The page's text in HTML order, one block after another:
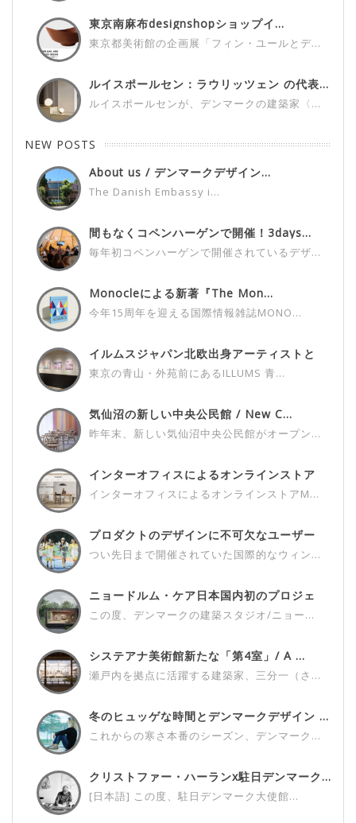
東京南麻布designshopショップイ...
東京都美術館の企画展「フィン・ユールとデ...
ルイスポールセン：ラウリッツェン の代表...
ルイスポールセンが、デンマークの建築家〈...
NEW POSTS
About us / デンマークデザイン...
The Danish Embassy i...
間もなくコペンハーゲンで開催！3days...
毎年初コペンハーゲンで開催されているデザ...
Monocleによる新著『The Mon...
今年15周年を迎える国際情報雑誌MONO...
イルムスジャパン北欧出身アーティストと
の...
東京の青山・外苑前にあるILLUMS 青...
気仙沼の新しい中央公民館 / New C...
昨年末、新しい気仙沼中央公民館がオープン...
インターオフィスによるオンラインストア
インターオフィスによるオンラインストアM...
プロダクトのデザインに不可欠なユーザー
つい先日まで開催されていた国際的なウィン...
ニョードルム・ケア日本国内初のプロジェ
この度、デンマークの建築スタジオ/ニョー...
システアナ美術館新たな「第4室」/ A ...
瀬戸内を拠点に活躍する建築家、三分一（さ...
冬のヒュッゲな時間とデンマークデザイン ...
これからの寒さ本番のシーズン、デンマーク...
クリストファー・ハーランx駐日デンマーク...
[日本語] この度、駐日デンマーク大使館...